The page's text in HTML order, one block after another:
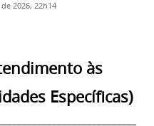
2026, 22h14
às
Específicas)